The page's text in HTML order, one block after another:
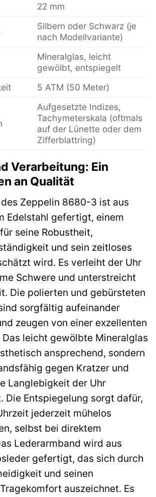
22 mm
Silbern oder Schwarz (je
nach Modellvariante)
Mineralglas, leicht
gewölbt, entspiegelt
5 ATM (50 Meter)
Aufgesetzte Indizes,
Tachymeterskala (oftmals
auf der Lünette oder dem
Zifferblattring)
Verarbeitung: Ein
an Qualität
des Zeppelin 8680-3 ist aus
Edelstahl gefertigt, einem
seine Robustheit,
und sein zeitloses
wird. Es verleiht der Uhr
Schwere und unterstreicht
Die polierten und gebürsteten
sorgfältig aufeinander
zeugen von einer exzellenten
leicht gewölbte Mineralglas
ansprechend, sondern
gegen Kratzer und
Langlebigkeit der Uhr
Die Entspiegelung sorgt dafür,
jederzeit mühelos
selbst bei direktem
Lederarmband wird aus
gefertigt, das sich durch
und seinen
auszeichnet. Es